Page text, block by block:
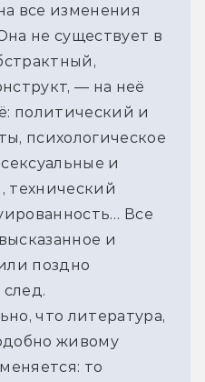
все изменения
не существует в
— на неё
политический и
психологическое
и
технический
Все
и
поздно
что литература,
живому
то